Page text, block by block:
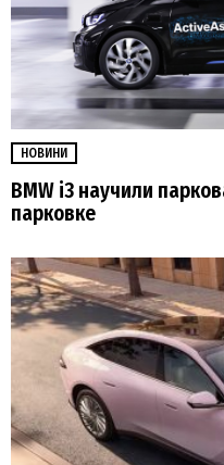
НОВИНИ
BMW i3 научили
парковке